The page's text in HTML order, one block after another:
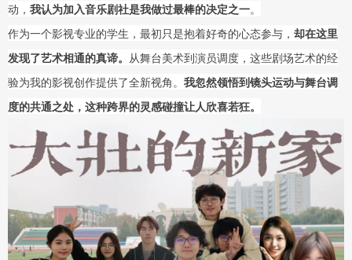
动， 我认为加入音乐剧社是我做过最棒的决定之一。
作为一个影视专业的学生，最初只是抱着好奇的心态参与， 却在这里
发现了艺术相通的真谛。
从舞台美术到演员调度，这些剧场艺术的经
验为我的影视创作提供了全新视角。 我忽然领悟到镜头运动与舞台调
度的共通之处，这种跨界的灵感碰撞让人欣喜若狂。